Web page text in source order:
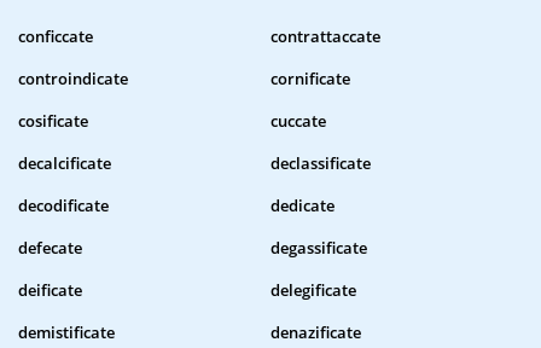
conficcate
contrattaccate
controindicate
cornificate
cosificate
cuccate
decalcificate
declassificate
decodificate
dedicate
defecate
degassificate
deificate
delegificate
demistificate
denazificate